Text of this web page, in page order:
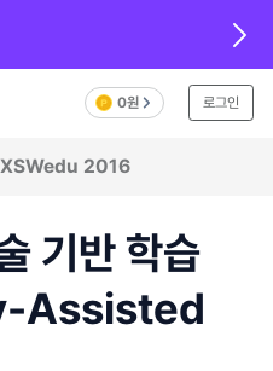
0원 로그인
2016
기반 학습
Assisted